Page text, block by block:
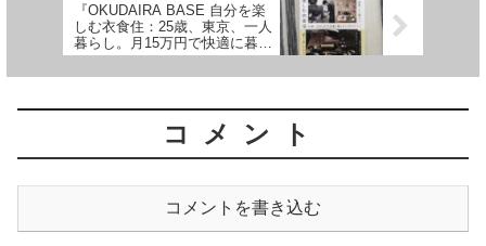
『OKUDAIRA BASE 自分を楽
しむ衣食住：25歳、東京、一人
暮らし。月15万円で快適に暮ら
すアイデアとコツ』｜奥平 眞
司【著】
コメント
コメントを書き込む